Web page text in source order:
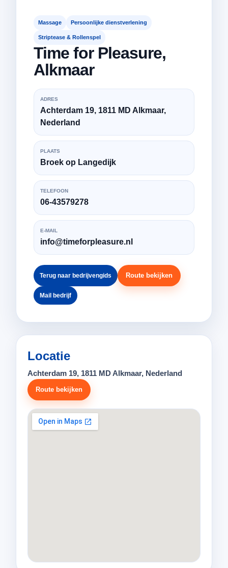
Massage Persoonlijke dienstverlening
Striptease & Rollenspel
Time for Pleasure,
Alkmaar
ADRES
Achterdam 19, 1811 MD Alkmaar,
Nederland
PLAATS
Broek op Langedijk
TELEFOON
06-43579278
E-MAIL
info@timeforpleasure.nl
Terug naar bedrijvengids Route bekijken
Mail bedrijf
Locatie
Achterdam 19, 1811 MD Alkmaar, Nederland
Route bekijken